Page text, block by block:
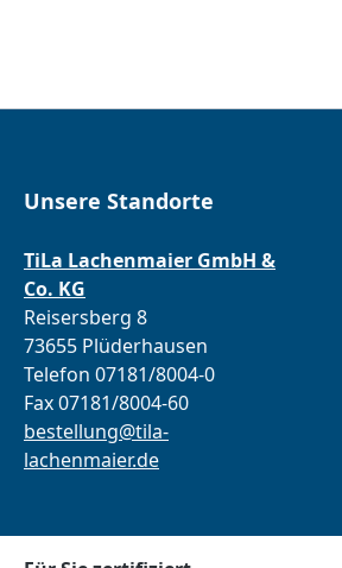
Unsere Standorte
TiLa Lachenmaier GmbH &
Co. KG
Reisersberg 8
73655 Plüderhausen
Telefon 07181/8004-0
Fax 07181/8004-60
bestellung@tila-
lachenmaier.de